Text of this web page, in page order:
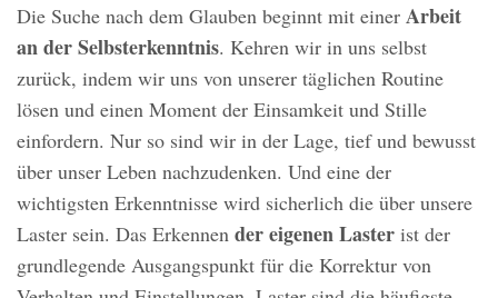
Die Suche nach dem Glauben beginnt mit einer Arbeit
an der Selbsterkenntnis. Kehren wir in uns selbst
zurück, indem wir uns von unserer täglichen Routine
lösen und einen Moment der Einsamkeit und Stille
einfordern. Nur so sind wir in der Lage, tief und bewusst
über unser Leben nachzudenken. Und eine der
wichtigsten Erkenntnisse wird sicherlich die über unsere
Laster sein. Das Erkennen der eigenen Laster ist der
grundlegende Ausgangspunkt für die Korrektur von